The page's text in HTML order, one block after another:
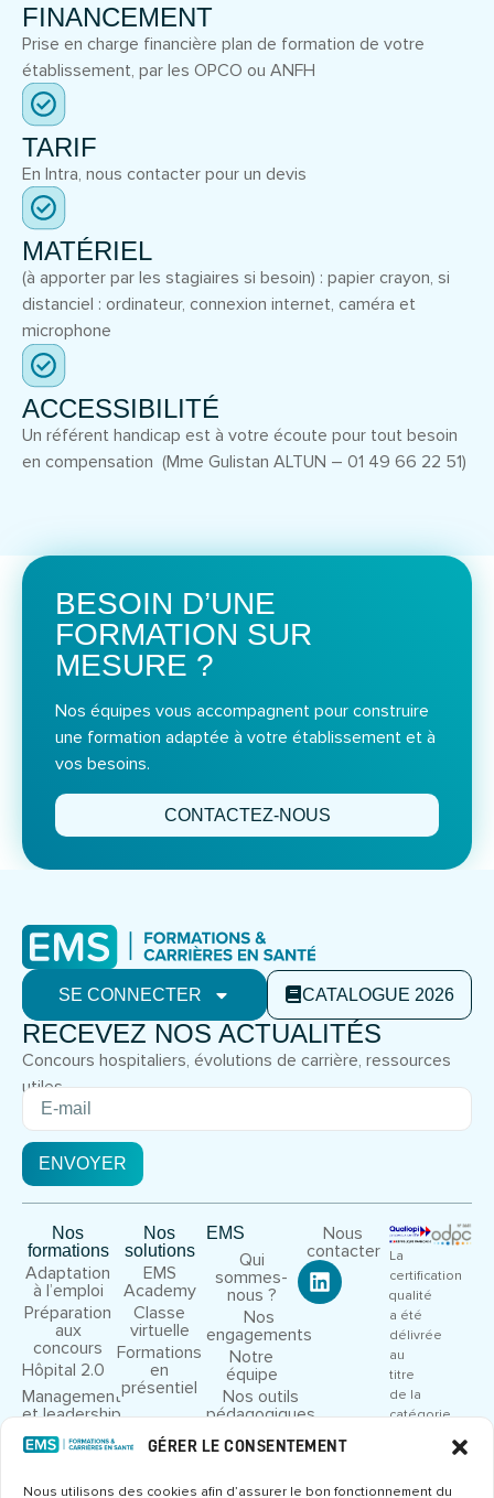
GÉRER LE CONSENTEMENT
Nous utilisons des cookies afin d’assurer le bon fonctionnement du
FINANCEMENT
Prise en charge financière plan de formation de votre
établissement, par les OPCO ou ANFH
TARIF
En Intra, nous contacter pour un devis
MATÉRIEL
(à apporter par les stagiaires si besoin) : papier crayon, si
distanciel : ordinateur, connexion internet, caméra et
microphone
ACCESSIBILITÉ
Un référent handicap est à votre écoute pour tout besoin
en compensation (Mme Gulistan ALTUN – 01 49 66 22 51)
BESOIN D’UNE
FORMATION SUR
MESURE ?
Nos équipes vous accompagnent pour construire
une formation adaptée à votre établissement et à
vos besoins.
CONTACTEZ-NOUS
SE CONNECTER CATALOGUE 2026
RECEVEZ NOS ACTUALITÉS
Concours hospitaliers, évolutions de carrière, ressources
utiles.
ENVOYER
Nos
formations
Adaptation
à l’emploi
Préparation
aux
concours
Hôpital 2.0
Management
et leadership
Droit et
cadre
Congrès et
Nos
solutions
EMS
Academy
Classe
virtuelle
Formations
en
présentiel
EMS
Qui
sommes-
nous ?
Nos
engagements
Notre
équipe
Nos outils
pédagogiques
Nous
rejoindre
Nous
contacter
La
certification
qualité
a été
délivrée
au
titre
de la
catégorie
ACTIONS